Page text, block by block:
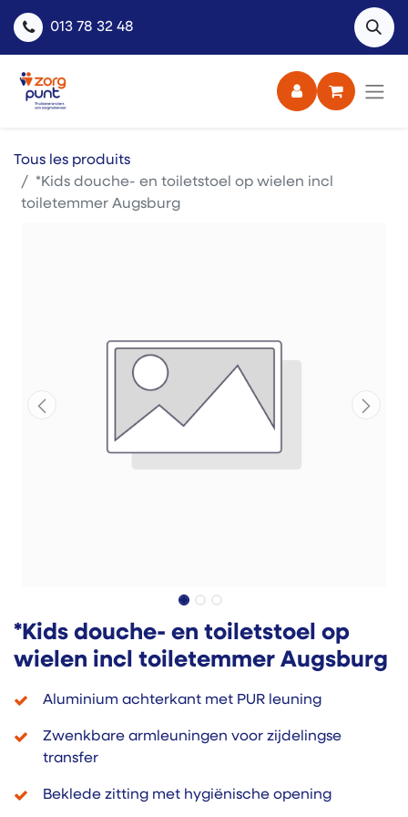
013 78 32 48
Tous les produits
*Kids douche- en toiletstoel op wielen incl
toiletemmer Augsburg
*Kids douche- en toiletstoel op
wielen incl toiletemmer Augsburg
Aluminium achterkant met PUR leuning
Zwenkbare armleuningen voor zijdelingse
transfer
Beklede zitting met hygiënische opening